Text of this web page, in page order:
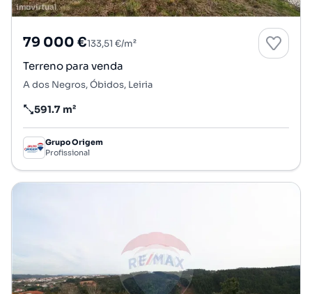
79 000 €133,51 €/m²
Terreno para venda
A dos Negros, Óbidos, Leiria
Preço por metro quadrado
591.7 m²
Grupo Origem
Profissional